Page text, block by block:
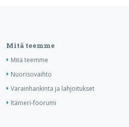
Mitä teemme
Mitä teemme
Nuorisovaihto
Varainhankinta ja lahjoitukset
Itämeri-foorumi